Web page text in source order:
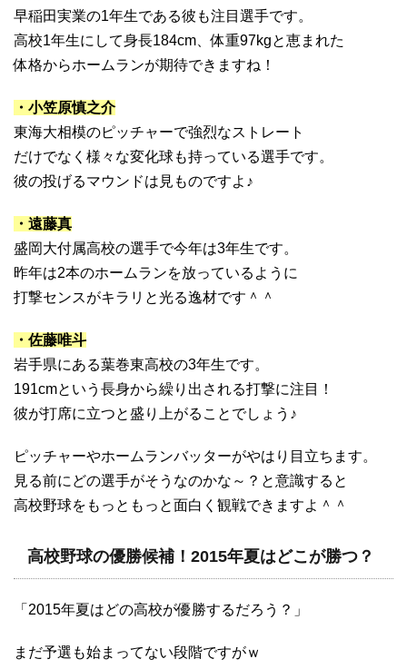
早稲田実業の1年生である彼も注目選手です。
高校1年生にして身長184cm、体重97kgと恵まれた
体格からホームランが期待できますね！
・小笠原慎之介
東海大相模のピッチャーで強烈なストレート
だけでなく様々な変化球も持っている選手です。
彼の投げるマウンドは見ものですよ♪
・遠藤真
盛岡大付属高校の選手で今年は3年生です。
昨年は2本のホームランを放っているように
打撃センスがキラリと光る逸材です＾＾
・佐藤唯斗
岩手県にある葉巻東高校の3年生です。
191cmという長身から繰り出される打撃に注目！
彼が打席に立つと盛り上がることでしょう♪
ピッチャーやホームランバッターがやはり目立ちます。
見る前にどの選手がそうなのかな～？と意識すると
高校野球をもっともっと面白く観戦できますよ＾＾
高校野球の優勝候補！2015年夏はどこが勝つ？
「2015年夏はどの高校が優勝するだろう？」
まだ予選も始まってない段階ですがｗ